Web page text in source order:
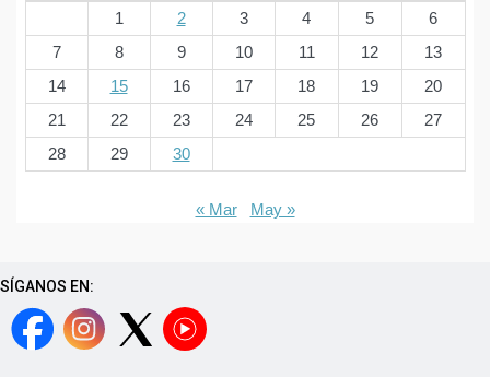
1
2 3 4 5
6
7
8 9 10 11 12
13
14
15 16 17 18 19
20
21
22 23 24 25 26
27
28
29 30
« Mar May »
SÍGANOS EN: